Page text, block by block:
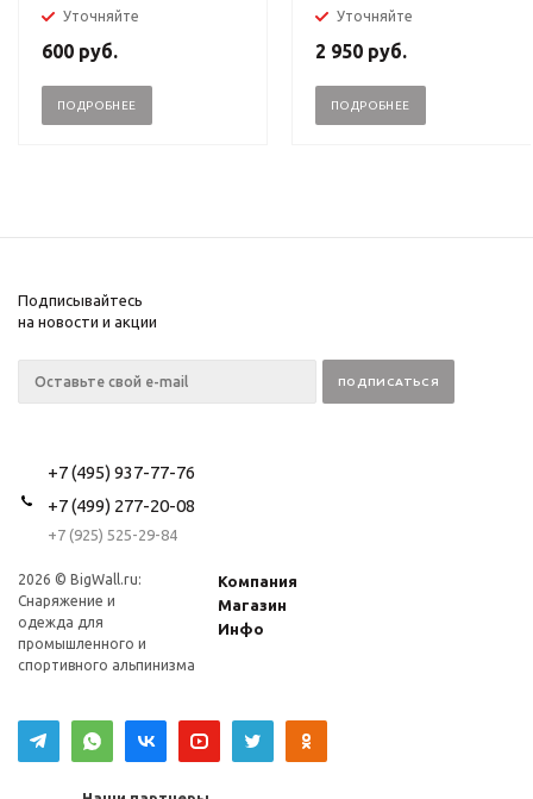
Уточняйте
600 руб.
ПОДРОБНЕЕ
Уточняйте
2 950 руб.
ПОДРОБНЕЕ
Подписывайтесь
на новости и акции
+7 (495) 937-77-76
+7 (499) 277-20-08
+7 (925) 525-29-84
2026 © BigWall.ru:
Снаряжение и
одежда для
промышленного и
спортивного альпинизма
Компания
Магазин
Инфо